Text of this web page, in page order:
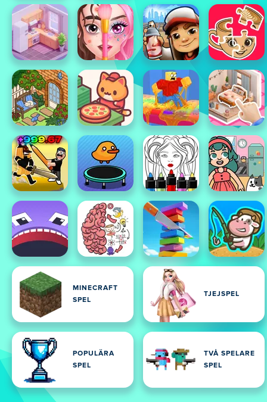
MINECRAFT
SPEL
TJEJSPEL
POPULÄRA
SPEL
TVÅ SPELARE
SPEL